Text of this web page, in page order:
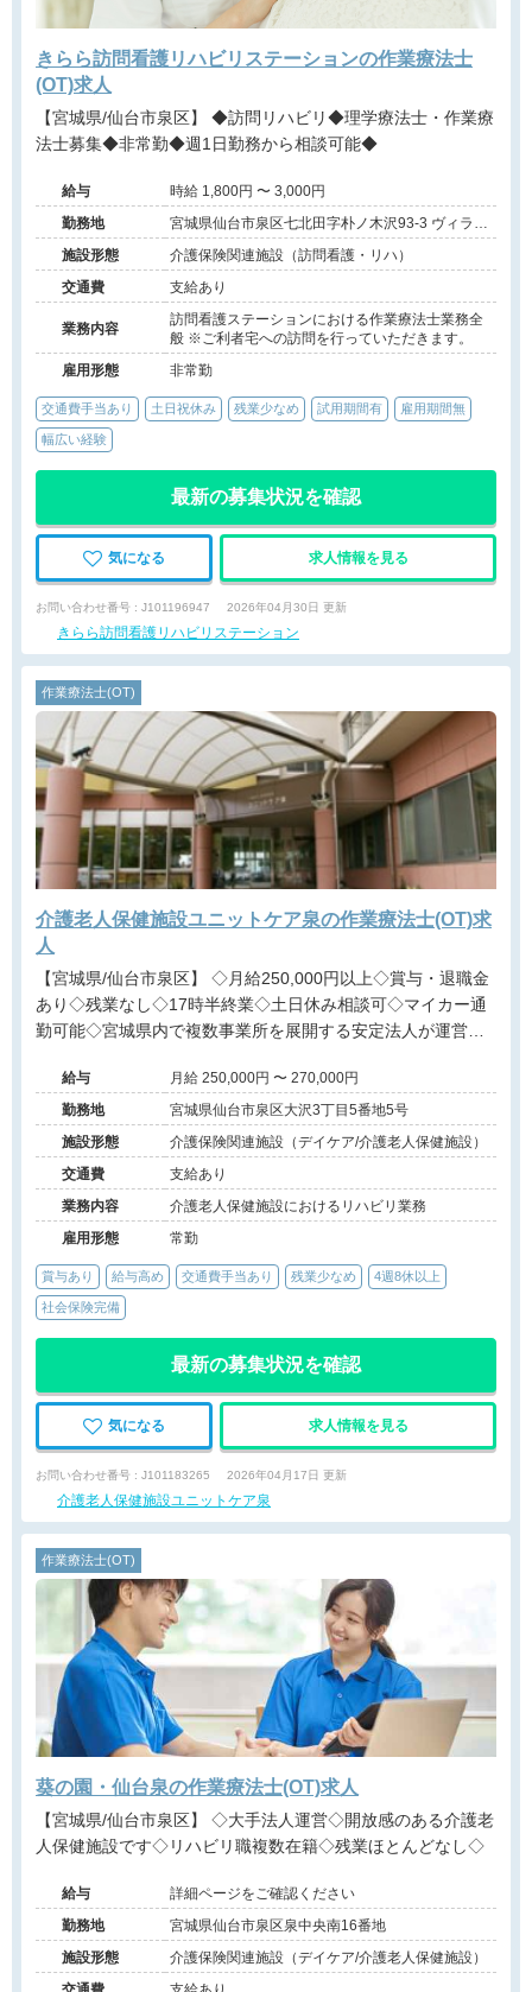
きらら訪問看護リハビリステーションの作業療法士
(OT)求人
【宮城県/仙台市泉区】 ◆訪問リハビリ◆理学療法士・作業療
法士募集◆非常勤◆週1日勤務から相談可能◆
給与
時給 1,800円 〜 3,000円
勤務地
宮城県仙台市泉区七北田字朴ノ木沢93-3 ヴィラ
IZUMIセントラル602号室
施設形態
介護保険関連施設（訪問看護・リハ）
交通費
支給あり
業務内容
訪問看護ステーションにおける作業療法士業務全
般 ※ご利者宅への訪問を行っていただきます。
雇用形態
非常勤
交通費手当あり 土日祝休み 残業少なめ 試用期間有 雇用期間無
幅広い経験
最新の募集状況を確認
気になる 求人情報を見る
お問い合わせ番号 : J101196947 2026年04月30日 更新
きらら訪問看護リハビリステーション
作業療法士(OT)
介護老人保健施設ユニットケア泉の作業療法士(OT)求
人
【宮城県/仙台市泉区】 ◇月給250,000円以上◇賞与・退職金
あり◇残業なし◇17時半終業◇土日休み相談可◇マイカー通
勤可能◇宮城県内で複数事業所を展開する安定法人が運営す
給与
月給 250,000円 〜 270,000円
勤務地
宮城県仙台市泉区大沢3丁目5番地5号
施設形態
介護保険関連施設（デイケア/介護老人保健施設）
交通費
支給あり
業務内容
介護老人保健施設におけるリハビリ業務
雇用形態
常勤
賞与あり 給与高め 交通費手当あり 残業少なめ 4週8休以上
社会保険完備
最新の募集状況を確認
気になる 求人情報を見る
お問い合わせ番号 : J101183265 2026年04月17日 更新
介護老人保健施設ユニットケア泉
作業療法士(OT)
葵の園・仙台泉の作業療法士(OT)求人
【宮城県/仙台市泉区】 ◇大手法人運営◇開放感のある介護老
人保健施設です◇リハビリ職複数在籍◇残業ほとんどなし◇
給与
詳細ページをご確認ください
勤務地
宮城県仙台市泉区泉中央南16番地
施設形態
介護保険関連施設（デイケア/介護老人保健施設）